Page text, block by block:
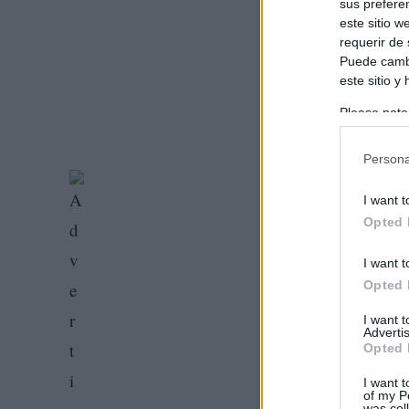
sus
este sitio
requerir de
Puede
este sitio y
Please
information
in below
I want
Opted
I want
Opted
I want
Opted
I want
of my